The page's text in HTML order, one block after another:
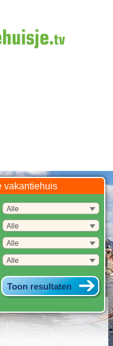
vakantiehuis